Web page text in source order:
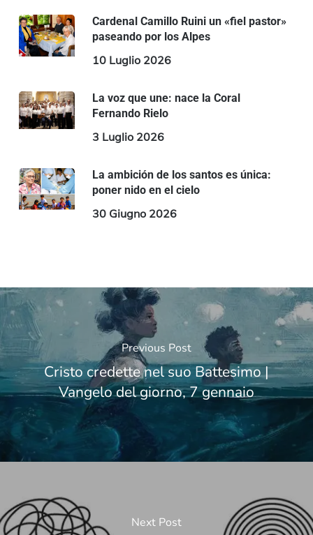
Cardenal Camillo Ruini un «fiel pastor»
paseando por los Alpes
10 Luglio 2026
La voz que une: nace la Coral
Fernando Rielo
3 Luglio 2026
La ambición de los santos es única:
poner nido en el cielo
30 Giugno 2026
Previous Post
Cristo credette nel suo Battesimo |
Vangelo del giorno, 7 gennaio
Next Post